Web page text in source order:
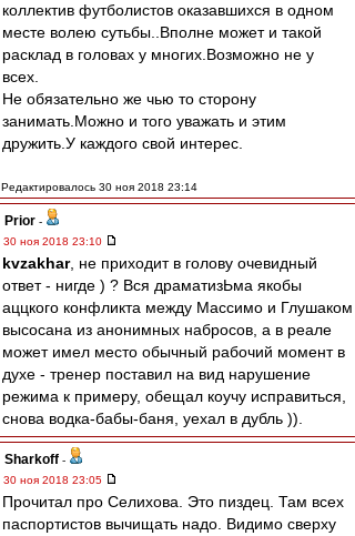
коллектив футболистов оказавшихся в одном
месте волею сутьбы..Вполне может и такой
расклад в головах у многих.Возможно не у
всех.
Не обязательно же чью то сторону
занимать.Можно и того уважать и этим
дружить.У каждого свой интерес.
Редактировалось 30 ноя 2018 23:14
Prior -
30 ноя 2018 23:10
kvzakhar, не приходит в голову очевидный
ответ - нигде ) ? Вся драматизЬма якобы
аццкого конфликта между Массимо и Глушаком
высосана из анонимных набросов, а в реале
может имел место обычный рабочий момент в
духе - тренер поставил на вид нарушение
режима к примеру, обещал коучу исправиться,
снова водка-бабы-баня, уехал в дубль )).
Sharkoff -
30 ноя 2018 23:05
Прочитал про Селихова. Это пиздец. Там всех
паспортистов вычищать надо. Видимо сверху